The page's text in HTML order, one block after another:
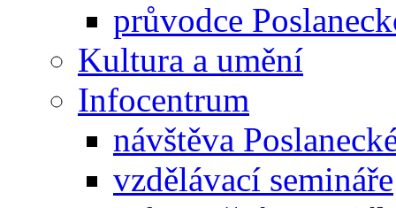
průvodce
Kultura a umění
Infocentrum
návštěva
vzdělávací semináře